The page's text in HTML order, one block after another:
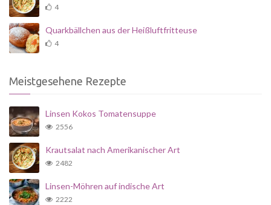
4
Quarkbällchen aus der Heißluftfritteuse
4
Meistgesehene Rezepte
Linsen Kokos Tomatensuppe
2556
Krautsalat nach Amerikanischer Art
2482
Linsen-Möhren auf indische Art
2222